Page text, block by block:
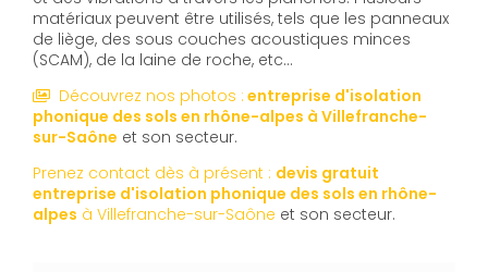
matériaux peuvent être utilisés, tels que les panneaux
de liège, des sous couches acoustiques minces
(SCAM), de la laine de roche, etc...
Découvrez nos photos : entreprise d'isolation
phonique des sols en rhône-alpes à Villefranche-
sur-Saône et son secteur.
Prenez contact dès à présent : devis gratuit
entreprise d'isolation phonique des sols en rhône-
alpes à Villefranche-sur-Saône et son secteur.